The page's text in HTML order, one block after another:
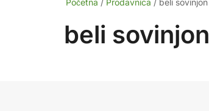
Početna / Prodavnica / beli sovinjon
beli sovinjon